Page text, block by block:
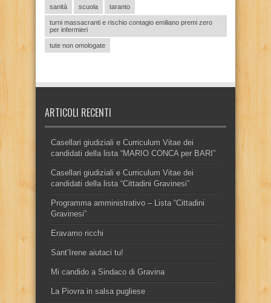
sanità scuola taranto
turni massacranti e rischio contagio emiliano premi zero
per infermieri
tute non omologate
ARTICOLI RECENTI
Casellari giudiziali e Curriculum Vitae dei
candidati della lista “MARIO CONCA per BARI”
Casellari giudiziali e Curriculum Vitae dei
candidati della lista “Cittadini Gravinesi”
Programma amministrativo – Lista “Cittadini
Gravinesi”
Eravamo ricchi
Sant’Irene aiutaci tu!
Mi candido a Sindaco di Gravina
La Piovra in salsa pugliese